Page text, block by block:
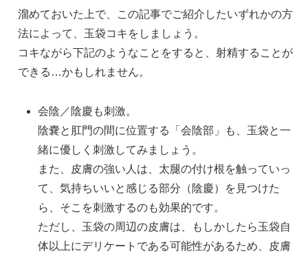
溜めておいた上で、この記事でご紹介したいずれかの方
法によって、玉袋コキをしましょう。
コキながら下記のようなことをすると、射精することが
できる…かもしれません。
会陰／陰慶も刺激。
陰嚢と肛門の間に位置する「会陰部」も、玉袋と一
緒に優しく刺激してみましょう。
また、皮膚の強い人は、太腿の付け根を触っていっ
て、気持ちいいと感じる部分（陰慶）を見つけた
ら、そこを刺激するのも効果的です。
ただし、玉袋の周辺の皮膚は、もしかしたら玉袋自
体以上にデリケートである可能性があるため、皮膚